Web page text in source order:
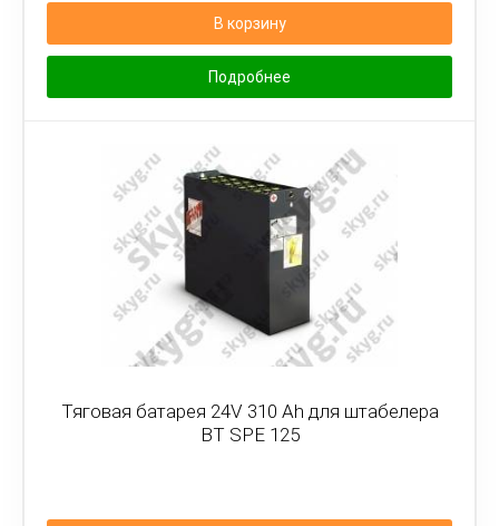
В корзину
Подробнее
Тяговая батарея 24V 310 Ah для штабелера
BT SPE 125